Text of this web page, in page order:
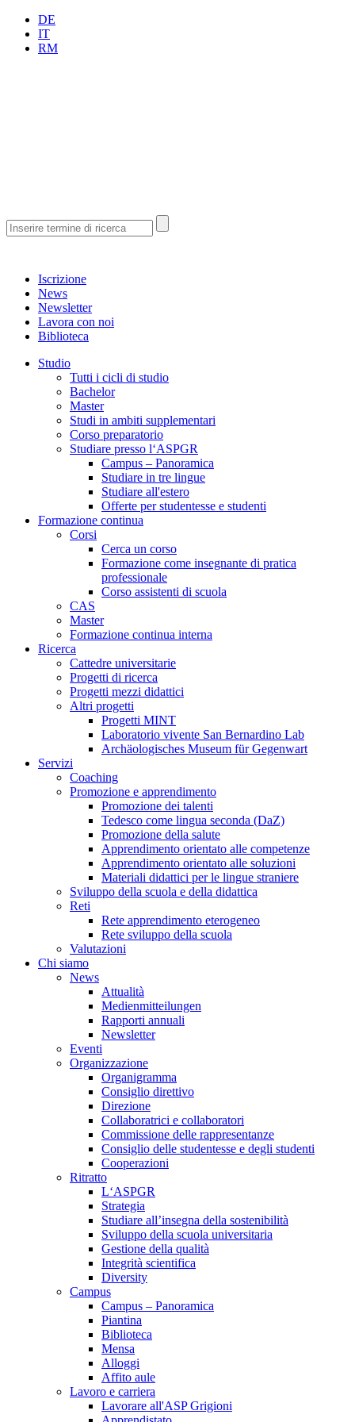
DE
IT
RM
Iscrizione
News
Newsletter
Lavora con noi
Biblioteca
Studio
Tutti i cicli di studio
Bachelor
Master
Studi in ambiti supplementari
Corso preparatorio
Studiare presso l‘ASPGR
Campus – Panoramica
Studiare in tre lingue
Studiare all'estero
Offerte per studentesse e studenti
Formazione continua
Corsi
Cerca un corso
Formazione come insegnante di pratica
professionale
Corso assistenti di scuola
CAS
Master
Formazione continua interna
Ricerca
Cattedre universitarie
Progetti di ricerca
Progetti mezzi didattici
Altri progetti
Progetti MINT
Laboratorio vivente San Bernardino Lab
Archäologisches Museum für Gegenwart
Servizi
Coaching
Promozione e apprendimento
Promozione dei talenti
Tedesco come lingua seconda (DaZ)
Promozione della salute
Apprendimento orientato alle competenze
Apprendimento orientato alle soluzioni
Materiali didattici per le lingue straniere
Sviluppo della scuola e della didattica
Reti
Rete apprendimento eterogeneo
Rete sviluppo della scuola
Valutazioni
Chi siamo
News
Attualità
Medienmitteilungen
Rapporti annuali
Newsletter
Eventi
Organizzazione
Organigramma
Consiglio direttivo
Direzione
Collaboratrici e collaboratori
Commissione delle rappresentanze
Consiglio delle studentesse e degli studenti
Cooperazioni
Ritratto
L‘ASPGR
Strategia
Studiare all’insegna della sostenibilità
Sviluppo della scuola universitaria
Gestione della qualità
Integrità scientifica
Diversity
Campus
Campus – Panoramica
Piantina
Biblioteca
Mensa
Alloggi
Affito aule
Lavoro e carriera
Lavorare all'ASP Grigioni